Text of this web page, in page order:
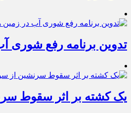
تدوین برنامه رفع شوری
یک کشته بر اثر سقوط